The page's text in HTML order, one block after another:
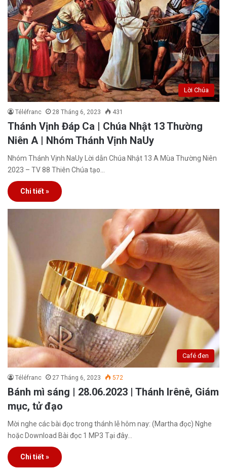
Lời Chúa
Téléfranc 28 Tháng 6, 2023 431
Thánh Vịnh Đáp Ca | Chúa Nhật 13 Thường
Niên A | Nhóm Thánh Vịnh NaUy
Nhóm Thánh Vịnh NaUy Lời dẫn Chúa Nhật 13 A Mùa Thường Niên
2023 – TV 88 Thiên Chúa tạo…
Chi tiết »
Café đen
Téléfranc 27 Tháng 6, 2023 572
Bánh mì sáng | 28.06.2023 | Thánh Irênê, Giám
mục, tử đạo
Mời nghe các bài đọc trong thánh lễ hôm nay: (Martha đọc) Nghe
hoặc Download Bài đọc 1 MP3 Tại đây…
Chi tiết »